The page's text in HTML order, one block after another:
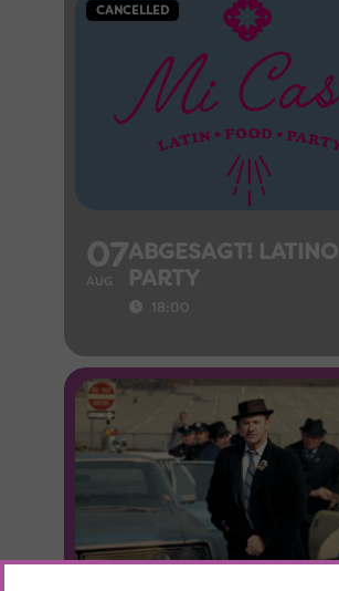
07
AUG
ABGESAGT! LATINO
PARTY
18:00
CANCELLED